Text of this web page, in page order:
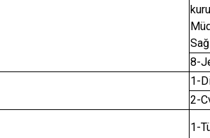
8-
1-
2-
1-